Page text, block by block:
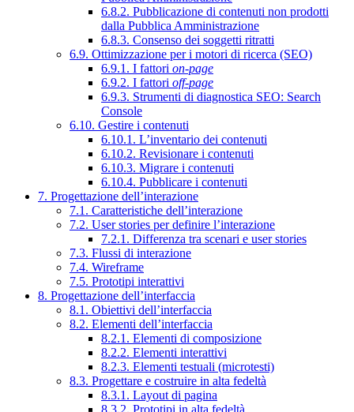
6.8.2. Pubblicazione di contenuti non prodotti
dalla Pubblica Amministrazione
6.8.3. Consenso dei soggetti ritratti
6.9. Ottimizzazione per i motori di ricerca (SEO)
6.9.1. I fattori on-page
6.9.2. I fattori off-page
6.9.3. Strumenti di diagnostica SEO: Search
Console
6.10. Gestire i contenuti
6.10.1. L’inventario dei contenuti
6.10.2. Revisionare i contenuti
6.10.3. Migrare i contenuti
6.10.4. Pubblicare i contenuti
7. Progettazione dell’interazione
7.1. Caratteristiche dell’interazione
7.2. User stories per definire l’interazione
7.2.1. Differenza tra scenari e user stories
7.3. Flussi di interazione
7.4. Wireframe
7.5. Prototipi interattivi
8. Progettazione dell’interfaccia
8.1. Obiettivi dell’interfaccia
8.2. Elementi dell’interfaccia
8.2.1. Elementi di composizione
8.2.2. Elementi interattivi
8.2.3. Elementi testuali (microtesti)
8.3. Progettare e costruire in alta fedeltà
8.3.1. Layout di pagina
8.3.2. Prototipi in alta fedeltà